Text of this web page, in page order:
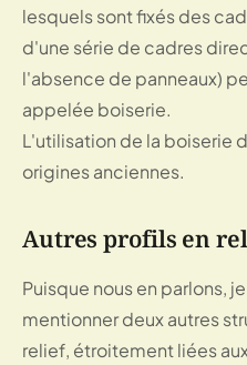
lesquels sont fixés des
d'une série de cadres
l'absence de panneaux)
appelée boiserie.
L'utilisation de la boiserie
origines anciennes.
Autres profils en
Puisque nous en parlons,
mentionner deux autres
relief, étroitement liées